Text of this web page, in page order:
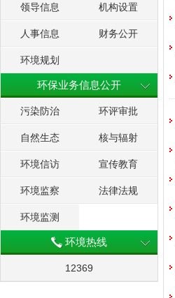
领导信息 机构设置
人事信息 财务公开
环境规划
环保业务信息公开
污染防治 环评审批
自然生态 核与辐射
环境信访 宣传教育
环境监察 法律法规
环境监测
环境热线
12369